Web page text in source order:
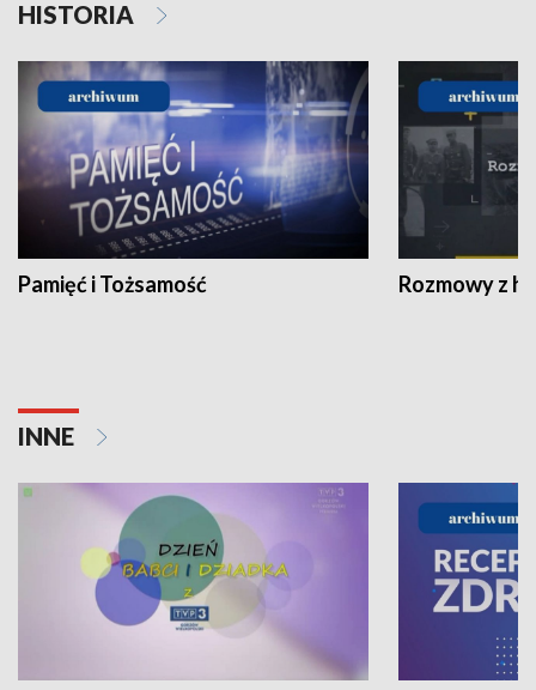
HISTORIA
Pamięć i Tożsamość Rozmowy z
INNE